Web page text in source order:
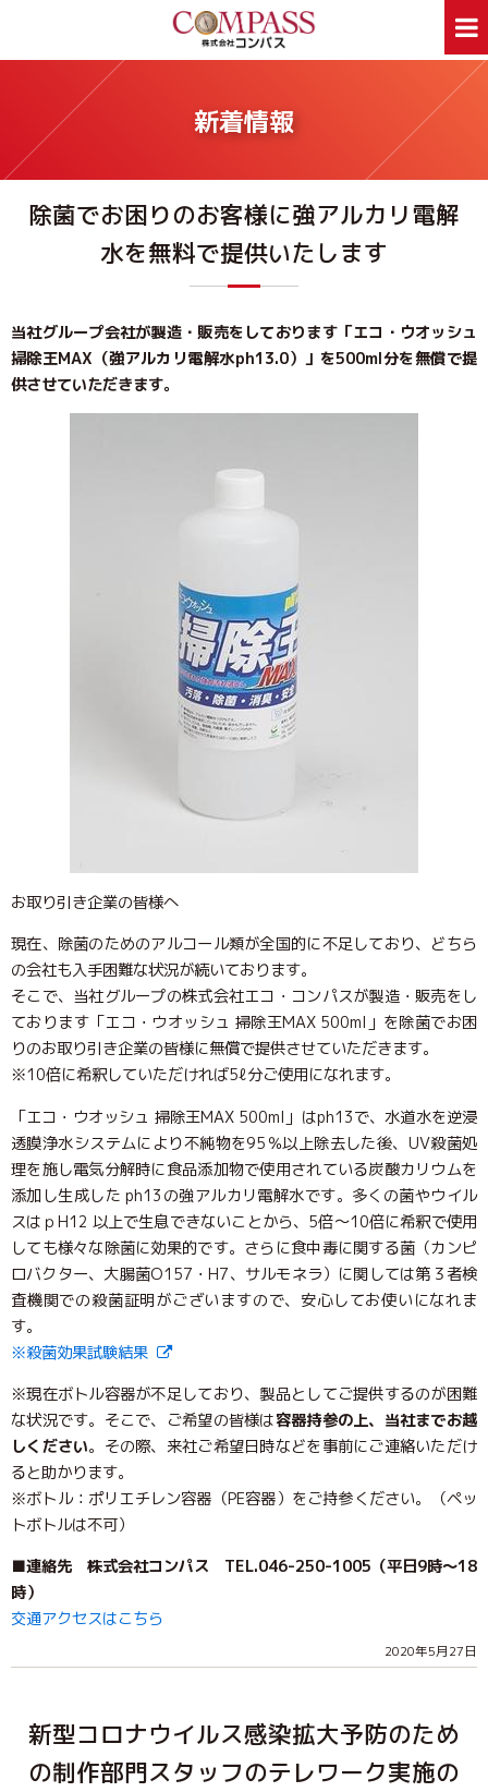
ホーム
ウェアプリント
旅行事業部 資料ダウンロード
会社案内
新着情報
お問合せはお気軽に
046-250-1005 お問合せ
新着情報
除菌でお困りのお客様に強アルカリ電解
水を無料で提供いたします
当社グループ会社が製造・販売をしております「エコ・ウオッシュ
掃除王MAX（強アルカリ電解水ph13.0）」を500ml分を無償で提
供させていただきます。
お取り引き企業の皆様へ
現在、除菌のためのアルコール類が全国的に不足しており、どちら
の会社も入手困難な状況が続いております。
そこで、当社グループの株式会社エコ・コンパスが製造・販売をし
ております「エコ・ウオッシュ 掃除王MAX 500ml」を除菌でお困
りのお取り引き企業の皆様に無償で提供させていただきます。
※10倍に希釈していただければ5ℓ分ご使用になれます。
「エコ・ウオッシュ 掃除王MAX 500ml」はph13で、水道水を逆浸
透膜浄水システムにより不純物を95％以上除去した後、UV殺菌処
理を施し電気分解時に食品添加物で使用されている炭酸カリウムを
添加し生成した ph13の強アルカリ電解水です。多くの菌やウイル
スはｐH12 以上で生息できないことから、5倍～10倍に希釈で使用
しても様々な除菌に効果的です。さらに食中毒に関する菌（カンピ
ロバクター、大腸菌O157・H7、サルモネラ）に関しては第３者検
査機関での殺菌証明がございますので、安心してお使いになれま
す。
※殺菌効果試験結果
※現在ボトル容器が不足しており、製品としてご提供するのが困難
な状況です。そこで、ご希望の皆様は容器持参の上、当社までお越
しください。その際、来社ご希望日時などを事前にご連絡いただけ
ると助かります。
※ボトル：ポリエチレン容器（PE容器）をご持参ください。（ペッ
トボトルは不可）
■連絡先 株式会社コンパス TEL.046-250-1005（平日9時～18
時）
交通アクセスはこちら
2020年5月27日
新型コロナウイルス感染拡大予防のため
の制作部門スタッフのテレワーク実施の